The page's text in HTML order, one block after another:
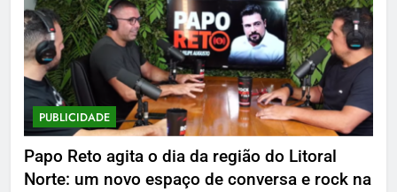
PUBLICIDADE
Papo Reto agita o dia da região do Litoral
Norte: um novo espaço de conversa e rock na